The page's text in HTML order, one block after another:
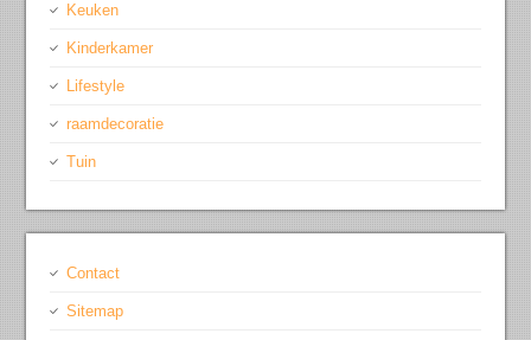
Keuken
Kinderkamer
Lifestyle
raamdecoratie
Tuin
Contact
Sitemap